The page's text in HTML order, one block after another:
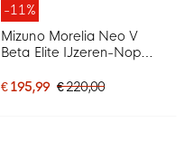
-11%
Mizuno Morelia Neo V
Beta Elite IJzeren-Nop
Wit Oranje Limoen
€ 195,99 € 220,00